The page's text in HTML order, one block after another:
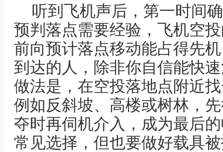
听到飞机声后，第一时间
预判落点需要经验，飞机空
前向预计落点移动能占得先
到达的人，除非你自信能快
做法是，在空投落地点附近
例如反斜坡、高楼或树林，
夺时再伺机介入，成为最后
常见选择，但也要做好载具